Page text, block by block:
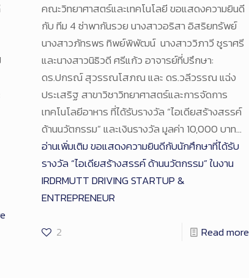
คณะวิทยาศาสตร์และเทคโนโลยี ขอแสดงความยินดี
กับ ทีม 4 ซ่าพากันรวย นางสาวอริสา อิสริยทรัพย์
นางสาวภัทรพร ทิพย์พิพัฒน์ นางสาววิภาวี ชูราศรี
และนางสาวนิธิวดี ศรีแก้ว อาจารย์ที่ปรึกษา:
ดร.ปกรณ์ สุวรรณโสภณ และ ดร.วลีวรรณ แฉ่ง
ประเสริฐ สาขาวิชาวิทยาศาสตร์และการจัดการ
เทคโนโลยีอาหาร ที่ได้รับรางวัล “ไอเดียสร้างสรรค์
ด้านนวัตกรรม” และเงินรางวัล มูลค่า 10,000 บาท…
อ่านเพิ่มเติมขอแสดงความยินดีกับนักศึกษาที่ได้รับ
รางวัล “ไอเดียสร้างสรรค์ ด้านนวัตกรรม” ในงาน
IRDRMUTT DRIVING STARTUP &
ENTREPRENEUR
2 Read more